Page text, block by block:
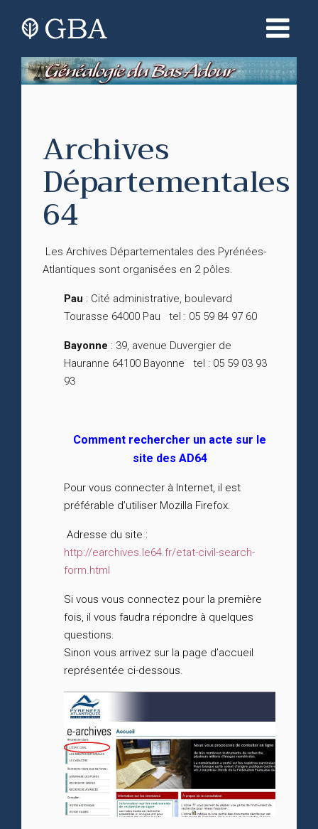
Archives
Départementales
64
Les Archives Départementales des Pyrénées-
Atlantiques sont organisées en 2 pôles.
Pau : Cité administrative, boulevard
Tourasse 64000 Pau tel : 05 59 84 97 60
Bayonne : 39, avenue Duvergier de
Hauranne 64100 Bayonne tel : 05 59 03 93
93
Comment rechercher un acte sur le
site des AD64
Pour vous connecter à Internet, il est
préférable d’utiliser Mozilla Firefox.
Adresse du site :
http://earchives.le64.fr/etat-civil-search-
form.html
Si vous vous connectez pour la première
fois, il vous faudra répondre à quelques
questions.
Sinon vous arrivez sur la page d’accueil
représentée ci-dessous.